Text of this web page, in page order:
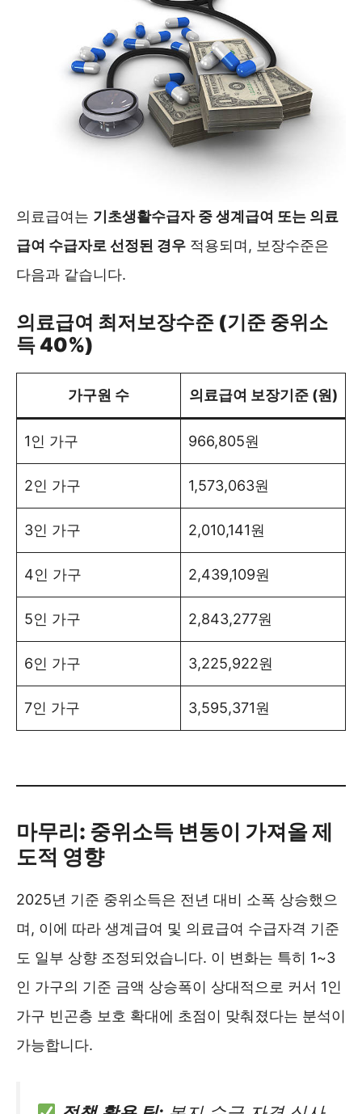
의료급여는 기초생활수급자 중 생계급여 또는 의료
급여 수급자로 선정된 경우 적용되며, 보장수준은
다음과 같습니다.
의료급여 최저보장수준 (기준 중위소
득 40%)
가구원 수 의료급여 보장기준 (원)
1인 가구 966,805원
2인 가구 1,573,063원
3인 가구 2,010,141원
4인 가구 2,439,109원
5인 가구 2,843,277원
6인 가구 3,225,922원
7인 가구 3,595,371원
마무리: 중위소득 변동이 가져올 제
도적 영향
2025년 기준 중위소득은 전년 대비 소폭 상승했으
며, 이에 따라 생계급여 및 의료급여 수급자격 기준
도 일부 상향 조정되었습니다. 이 변화는 특히 1~3
인 가구의 기준 금액 상승폭이 상대적으로 커서 1인
가구 빈곤층 보호 확대에 초점이 맞춰졌다는 분석이
가능합니다.